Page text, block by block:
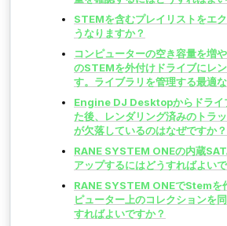
STEMを含むプレイリストをエ
うなりますか？
コンピューターの空き容量を増
のSTEMを外付けドライブにレ
す。ライブラリを管理する最適
Engine DJ Desktopからドライ
た後、レンダリング済みのトラ
が欠落しているのはなぜですか？
RANE SYSTEM ONEの内蔵
アップするにはどうすればよい
RANE SYSTEM ONEでStemを
ピューター上のコレクションを
すればよいですか？